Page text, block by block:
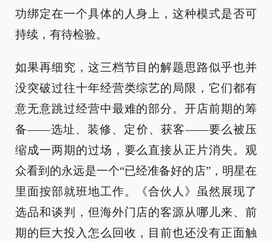
功绑定在一个具体的人身上，这种模式是否可
持续，有待检验。
如果再细究，这三档节目的解题思路似乎也并
没突破过往十年经营类综艺的局限，它们都有
意无意跳过经营中最难的部分。开店前期的筹
备——选址、装修、定价、获客——要么被压
缩成一两期的过场，要么直接从正片消失。观
众看到的永远是一个“已经准备好的店”，明星在
里面按部就班地工作。《合伙人》虽然展现了
选品和谈判，但海外门店的客源从哪儿来、前
期的巨大投入怎么回收，目前也还没有正面触